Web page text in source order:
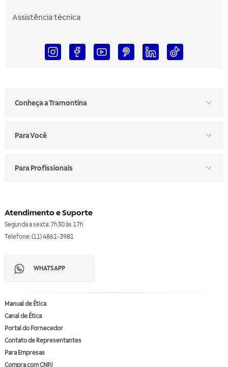
Assistência técnica
Conheça a Tramontina
Para Você
Para Profissionais
Atendimento e Suporte
Segunda a sexta: 7h30 às 17h
Telefone: (11) 4861-3981
WHATSAPP
Manual de Ética
Canal de Ética
Portal do Fornecedor
Contato de Representantes
Para Empresas
Compra com CNPJ